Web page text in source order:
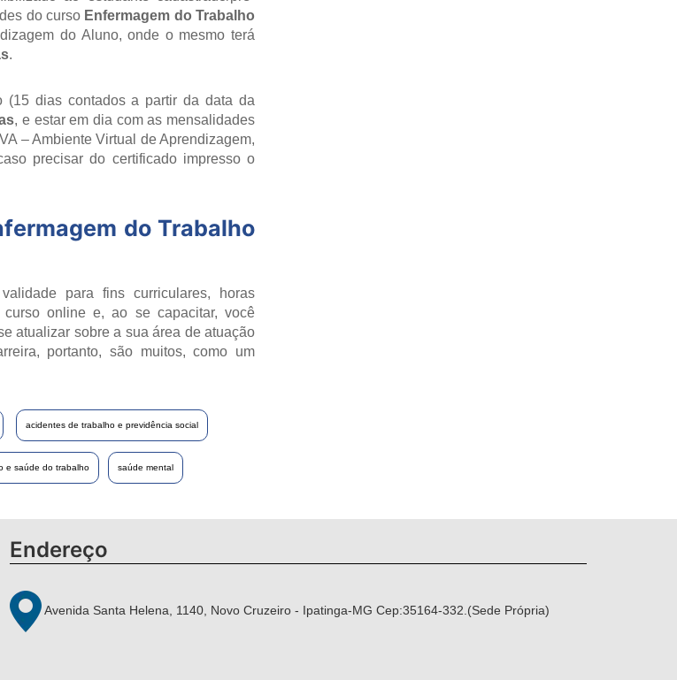
do curso Enfermagem do Trabalho
do Aluno, onde o mesmo terá
.
(15 dias contados a partir da data da
, e estar em dia com as mensalidades
– Ambiente Virtual de Aprendizagem,
precisar do certificado impresso o
do Trabalho
para fins curriculares, horas
online e, ao se capacitar, você
atualizar sobre a sua área de atuação
portanto, são muitos, como um
acidentes de trabalho e previdência social
e saúde do trabalho saúde mental
Endereço
Avenida Santa Helena, 1140, Novo Cruzeiro - Ipatinga-MG Cep:35164-332.(Sede Própria)